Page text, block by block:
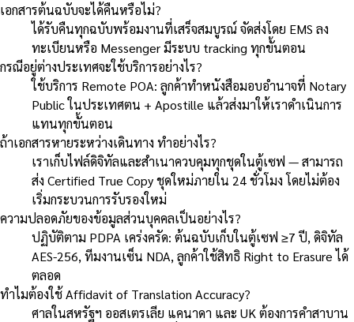
เอกสารต้นฉบับจะได้คืนหรือไม่?
ได้รับคืนทุกฉบับพร้อมงานที่เสร็จสมบูรณ์ จัดส่งโดย EMS ลง
ทะเบียนหรือ Messenger มีระบบ tracking ทุกขั้นตอน
กรณีอยู่ต่างประเทศจะใช้บริการอย่างไร?
ใช้บริการ Remote POA: ลูกค้าทำหนังสือมอบอำนาจที่ Notary
Public ในประเทศตน + Apostille แล้วส่งมาให้เราดำเนินการ
แทนทุกขั้นตอน
ถ้าเอกสารหายระหว่างเดินทาง ทำอย่างไร?
เราเก็บไฟล์ดิจิทัลและสำเนาควบคุมทุกชุดในตู้เซฟ — สามารถ
ส่ง Certified True Copy ชุดใหม่ภายใน 24 ชั่วโมง โดยไม่ต้อง
เริ่มกระบวนการรับรองใหม่
ความปลอดภัยของข้อมูลส่วนบุคคลเป็นอย่างไร?
ปฏิบัติตาม PDPA เคร่งครัด: ต้นฉบับเก็บในตู้เซฟ ≥7 ปี, ดิจิทัล
AES-256, ทีมงานเซ็น NDA, ลูกค้าใช้สิทธิ Right to Erasure ได้
ตลอด
ทำไมต้องใช้ Affidavit of Translation Accuracy?
ศาลในสหรัฐฯ ออสเตรเลีย แคนาดา และ UK ต้องการคำสาบาน